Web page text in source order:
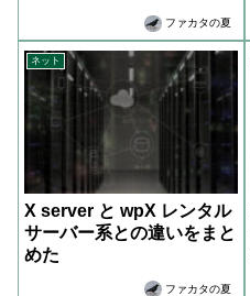
ファカタの夏
ネット
X server と wpX レンタル
サーバー系との違いをまと
めた
ファカタの夏